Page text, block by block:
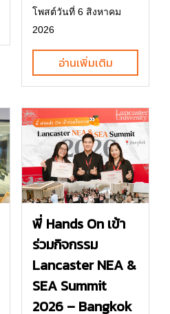
โพสต์วันที่ 6 สิงหาคม
2026
อ่านเพิ่มเติม
พี่ Hands On เข้า
ร่วมกิจกรรม
Lancaster NEA &
SEA Summit
2026 – Bangkok